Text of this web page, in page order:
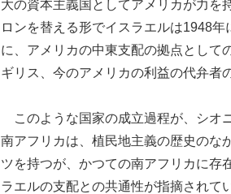
大の資本主義国としてアメリカが力を
ロンを替える形でイスラエルは1948
に、アメリカの中東支配の拠点として
ギリス、今のアメリカの利益の代弁者
このような国家の成立過程が、シオ
南アフリカは、植民地主義の歴史のな
ツを持つが、かつての南アフリカに存
ラエルの支配との共通性が指摘されて